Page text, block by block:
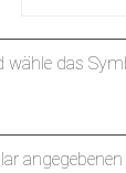
wähle das